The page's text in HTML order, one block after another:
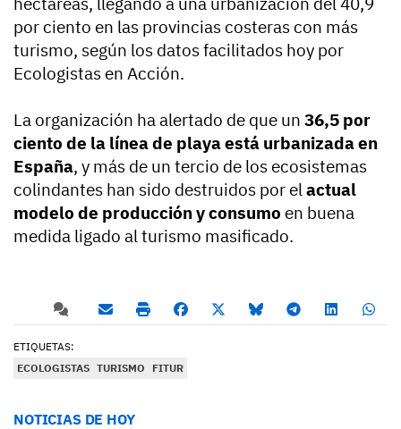
por ciento en las provincias costeras con más
turismo, según los datos facilitados hoy por
Ecologistas en Acción.
La organización ha alertado de que un 36,5 por
ciento de la línea de playa está urbanizada en
España, y más de un tercio de los ecosistemas
colindantes han sido destruidos por el actual
modelo de producción y consumo en buena
medida ligado al turismo masificado.
ETIQUETAS:
ECOLOGISTAS TURISMO FITUR
NOTICIAS DE HOY